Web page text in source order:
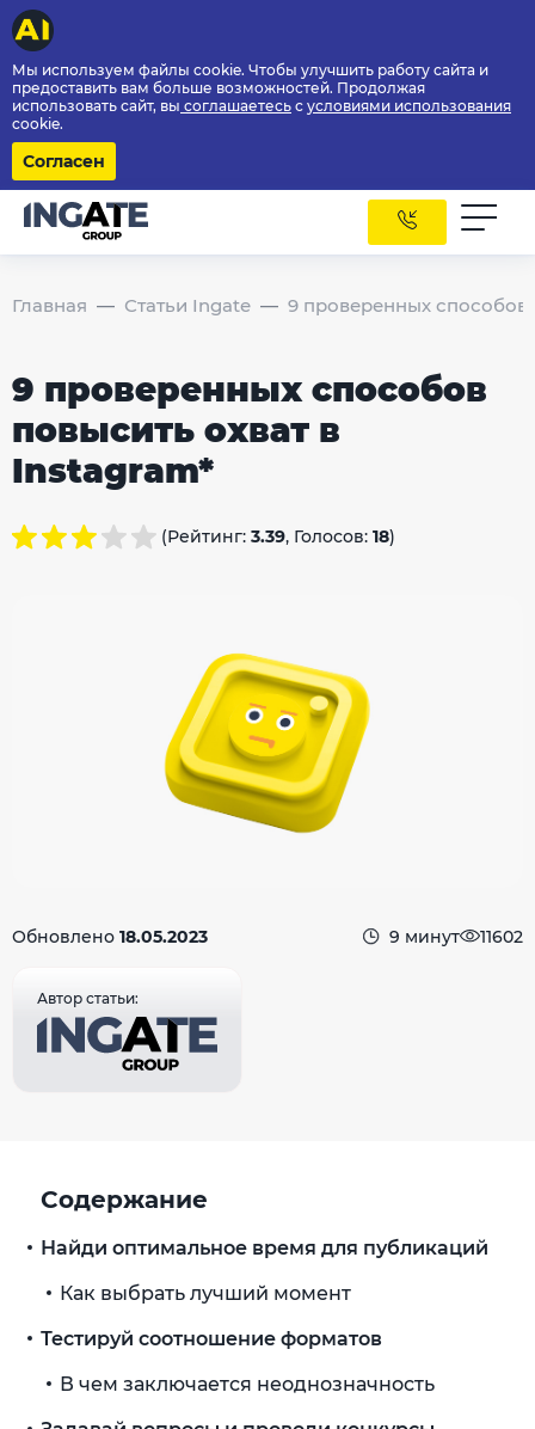
Мы используем файлы cookie. Чтобы улучшить работу сайта и
предоставить вам больше возможностей. Продолжая
использовать сайт, вы соглашаетесь с условиями использования
cookie.
Согласен
Главная Статьи Ingate 9 проверенных способов
9 проверенных способов
повысить охват в
Instagram*
(Рейтинг: 3.39, Голосов: 18)
Обновлено 18.05.2023 9 минут 11602
Автор статьи:
Содержание
Найди оптимальное время для публикаций
Как выбрать лучший момент
Тестируй соотношение форматов
В чем заключается неоднозначность